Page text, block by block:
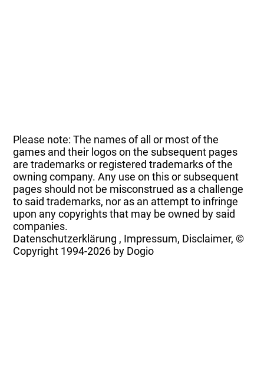
Please note: The names of all or most of the
games and their logos on the subsequent pages
are trademarks or registered trademarks of the
owning company. Any use on this or subsequent
pages should not be misconstrued as a challenge
to said trademarks, nor as an attempt to infringe
upon any copyrights that may be owned by said
companies.
Datenschutzerklärung , Impressum, Disclaimer, ©
Copyright 1994-2026 by Dogio